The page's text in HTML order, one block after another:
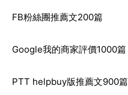
FB粉絲團推薦文200篇
Google我的商家評價1000篇
PTT helpbuy版推薦文900篇